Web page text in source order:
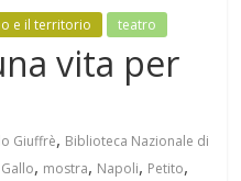
e il territorio teatro
vita per
Giuffrè, Biblioteca Nazionale di
, mostra, Napoli, Petito,